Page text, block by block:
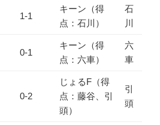
1-1
キーン（得
点：石川）
石
川
0-1
キーン（得
点：六車）
六
車
0-2
じょるF（得
点：藤谷、引
頭）
引
頭